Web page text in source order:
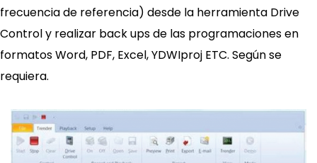
frecuencia de referencia) desde la herramienta Drive
Control y realizar back ups de las programaciones en
formatos Word, PDF, Excel, YDWIproj ETC. Según se
requiera.